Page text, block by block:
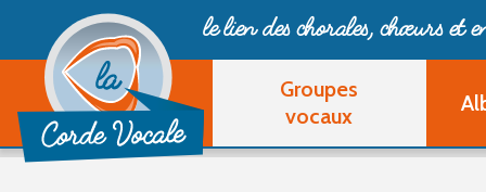
le lien des chorales, chœurset
Groupes
vocaux